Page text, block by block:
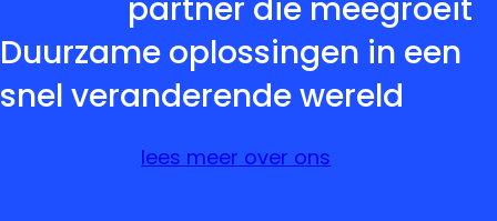
partner die meegroeit
Duurzame oplossingen in een
snel veranderende wereld
lees meer over ons